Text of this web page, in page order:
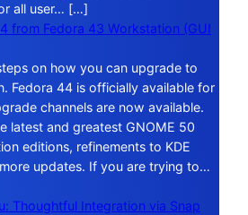
all user… […]
from Fedora 43 Workstation (GUI
on how you can upgrade to
Fedora 44 is officially available for
channels are now available.
latest and greatest GNOME 50
editions, refinements to KDE
updates. If you are trying to…
Thoughtful Integration via Snap